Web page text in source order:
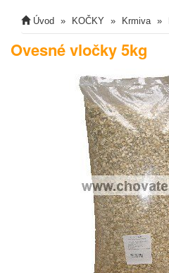
Úvod KOČKY Krmiva
Ovesné vločky 5kg